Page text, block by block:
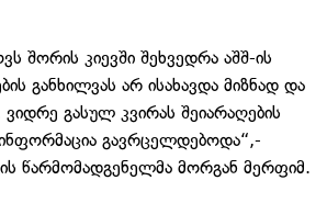
შორის კიევში შეხვედრა აშშ-ის
განხილვას არ ისახავდა მიზნად და
ვიდრე გასულ კვირას შეიარაღების
ინფორმაცია გავრცელდებოდა“,-
წარმომადგენელმა მორგან მერფიმ.